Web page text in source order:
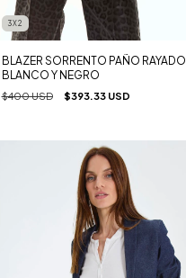
3X2
BLAZER SORRENTO PAÑO RAYADO
BLANCO Y NEGRO
$400 USD $393.33 USD